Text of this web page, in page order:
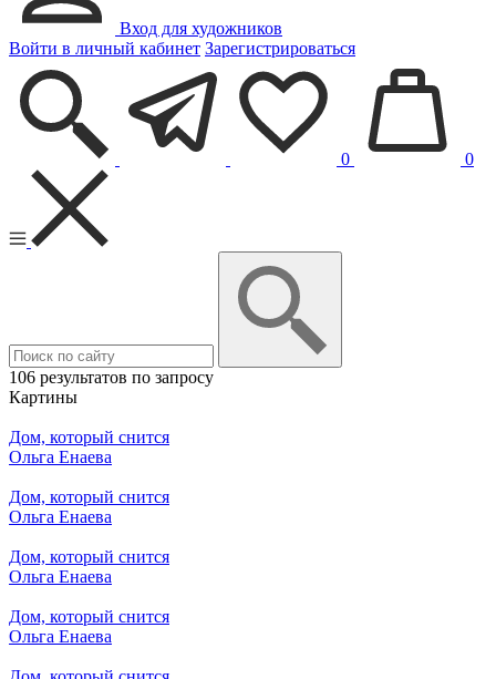
Вход для художников
Войти в личный кабинет Зарегистрироваться
0 0
106 результатов по запросу
Картины
Дом, который снится
Ольга Енаева
Дом, который снится
Ольга Енаева
Дом, который снится
Ольга Енаева
Дом, который снится
Ольга Енаева